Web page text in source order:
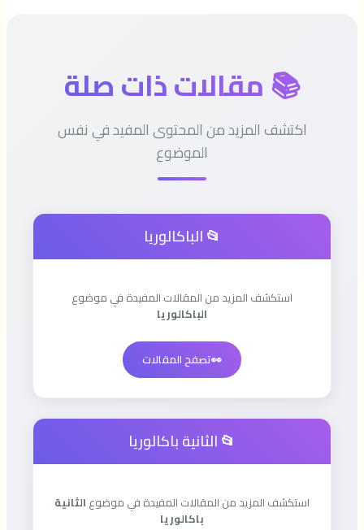
📚 مقالات ذات صلة
اكتشف المزيد من المحتوى المفيد في نفس
الموضوع
📂 الباكالوريا
استكشف المزيد من المقالات المفيدة في موضوع
الباكالوريا
👀تصفح المقالات
📂 الثانية باكالوريا
استكشف المزيد من المقالات المفيدة في موضوع الثانية
باكالوريا